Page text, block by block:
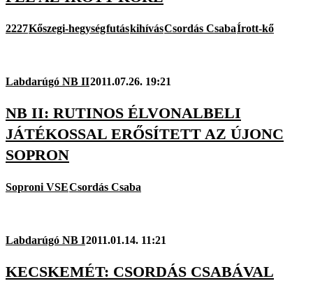
2227Kőszegi-hegységfutáskihívásCsordás CsabaÍrott-kő
Labdarúgó NB II2011.07.26. 19:21
NB II: RUTINOS ÉLVONALBELI
JÁTÉKOSSAL ERŐSÍTETT AZ ÚJONC
SOPRON
Soproni VSECsordás Csaba
Labdarúgó NB I2011.01.14. 11:21
KECSKEMÉT: CSORDÁS CSABÁVAL